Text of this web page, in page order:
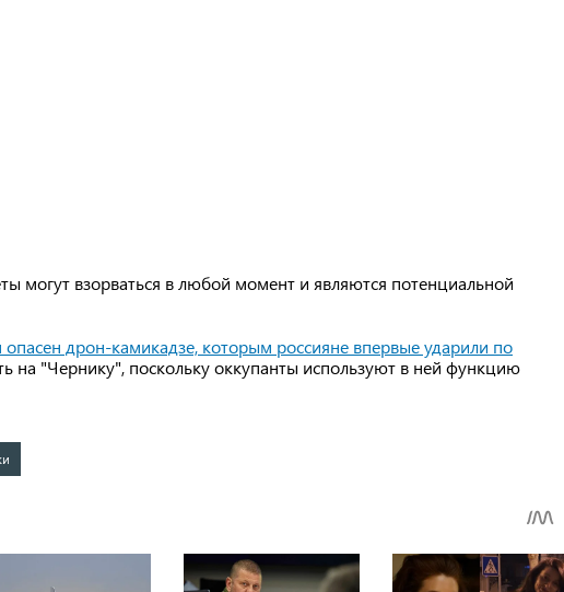
могут взорваться в любой момент и являются потенциальной
опасен дрон-камикадзе, которым россияне впервые ударили по
на "Чернику", поскольку оккупанты используют в ней функцию